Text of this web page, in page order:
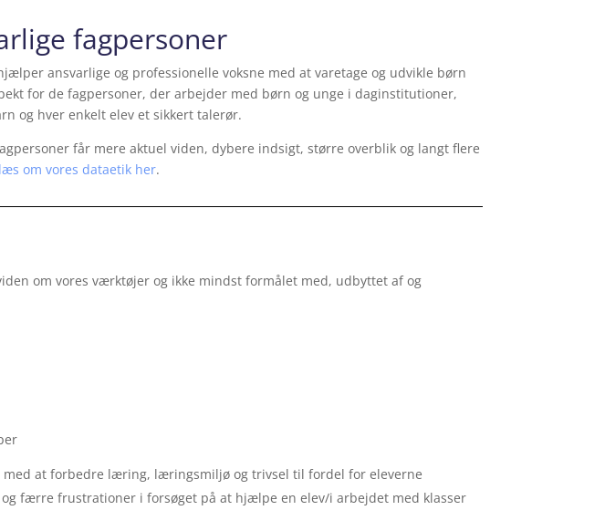
fagpersoner
ansvarlige og professionelle voksne med at varetage og udvikle børn
for de fagpersoner, der arbejder med børn og unge i daginstitutioner,
og hver enkelt elev et sikkert talerør.
får mere aktuel viden, dybere indsigt, større overblik og langt flere
læs om vores dataetik her.
om vores værktøjer og ikke mindst formålet med, udbyttet af og
at forbedre læring, læringsmiljø og trivsel til fordel for eleverne
færre frustrationer i forsøget på at hjælpe en elev/i arbejdet med klasser